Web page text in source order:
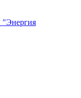
"Энергия